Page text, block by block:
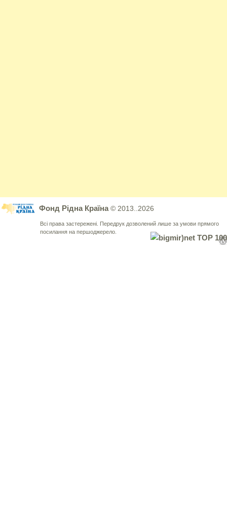
Фонд Рідна Країна© 2013..2026
Всі права застережені. Передрук дозволений лише за умови прямого
посилання на першоджерело.